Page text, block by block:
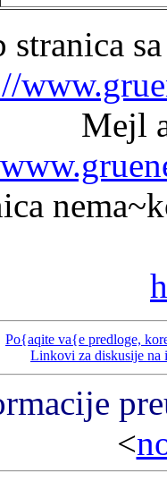
stranica
Mejl
Po{aqite va{e predloge,
Linkovi za diskusije na
<